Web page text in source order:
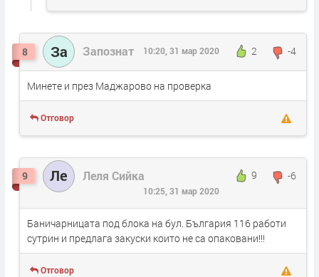
8 За Запознат 2 -4
10:20, 31 мар 2020
Минете и през Маджарово на проверка
Отговор
9 Ле Леля Сийка 9 -6
10:25, 31 мар 2020
Баничарницата под блока на бул. България 116 работи
сутрин и предлага закуски които не са опаковани!!!
Отговор